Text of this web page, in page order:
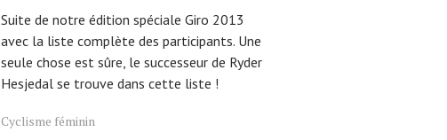
Suite de notre édition spéciale Giro 2013
avec la liste complète des participants. Une
seule chose est sûre, le successeur de Ryder
Hesjedal se trouve dans cette liste !
Cyclisme féminin